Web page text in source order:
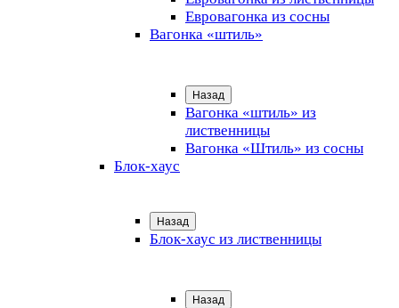
Евровагонка из сосны
Вагонка «штиль»
Назад
Вагонка «штиль» из
лиственницы
Вагонка «Штиль» из сосны
Блок-хаус
Назад
Блок-хаус из лиственницы
Назад